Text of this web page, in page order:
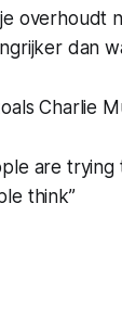
overhoudt
dan
Charlie
are trying
think”